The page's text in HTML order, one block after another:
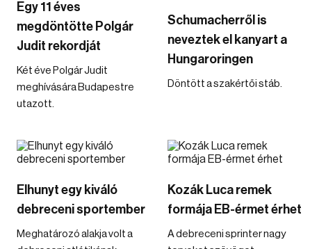
Egy 11 éves
megdöntötte Polgár
Judit rekordját
Két éve Polgár Judit
meghívására Budapestre
utazott.
Schumacherről is
neveztek el kanyart a
Hungaroringen
Döntött a szakértői stáb.
Elhunyt egy kiváló
debreceni sportember
Meghatározó alakja volt a
Kozák Luca remek
formája EB-érmet érhet
A debreceni sprinter nagy